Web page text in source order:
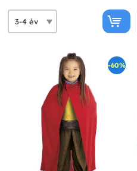
-60%